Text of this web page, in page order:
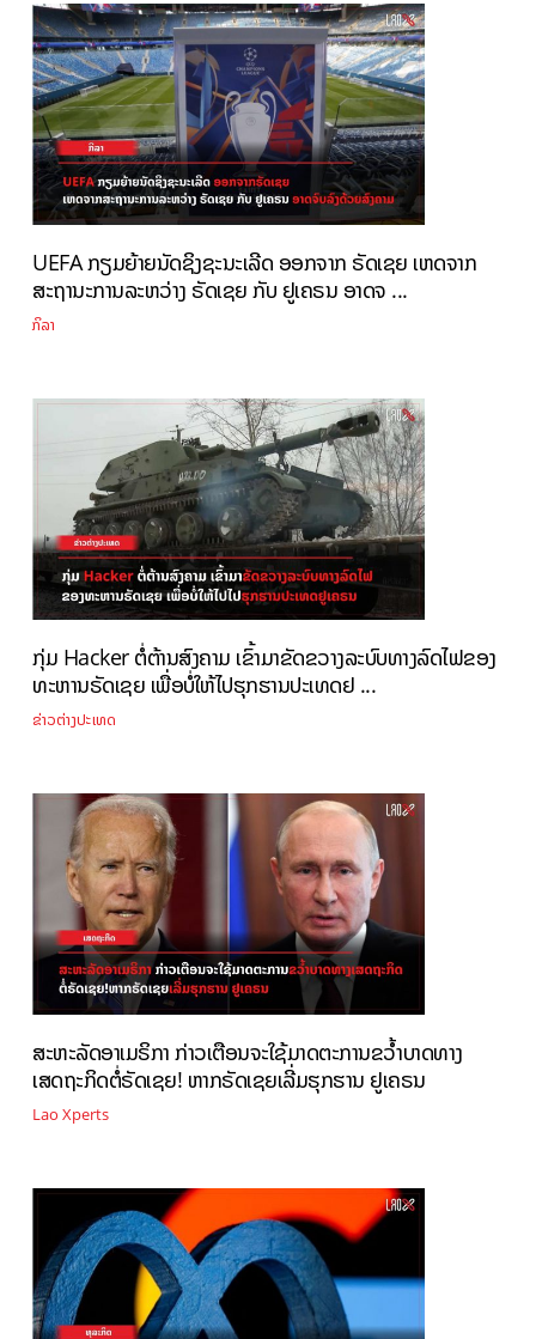
UEFA ກຽມຍ້າຍນັດຊິງຊະນະເລີດ ອອກຈາກ ຣັດເຊຍ ເຫດຈາກ
ສະຖານະການລະຫວ່າງ ຣັດເຊຍ ກັບ ຢູເຄຣນ ອາດຈ ...
ກິລາ
ກຸ່ມ Hacker ຕໍ່ຕ້ານສົງຄາມ ເຂົ້າມາຂັດຂວາງລະບົບທາງລົດໄຟຂອງ
ທະຫານຣັດເຊຍ ເພື່ອບໍ່ໃຫ້ໄປຮຸກຮານປະເທດຢ ...
ຂ່າວຕ່າງປະເທດ
ສະຫະລັດອາເມຣິກາ ກ່າວເຕືອນຈະໃຊ້ມາດຕະການຂວ້ຳບາດທາງ
ເສດຖະກິດຕໍ່ຣັດເຊຍ! ຫາກຣັດເຊຍເລີ່ມຮຸກຮານ ຢູເຄຣນ
Lao Xperts